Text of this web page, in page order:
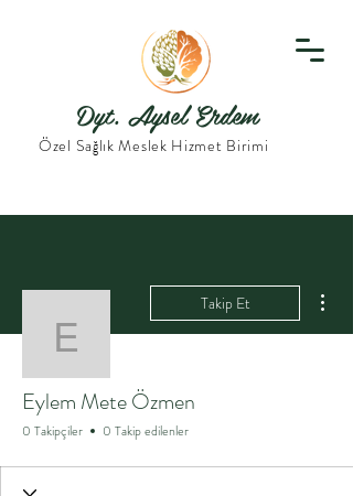
Dyt. Aysel Erdem
Özel Sağlık Meslek Hizmet Birimi
Eylem Mete
Takip Et
Eylem Mete Özmen
0 Takipçiler 0 Takip edilenler